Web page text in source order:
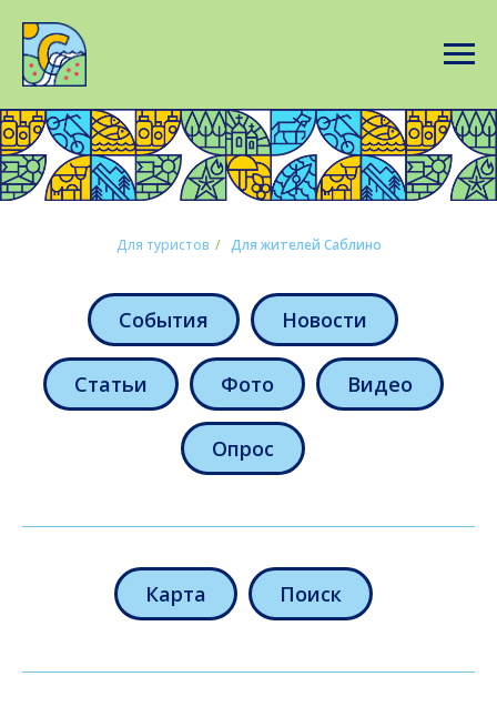
Для туристов / Для жителей Саблино
События Новости
Статьи Фото Видео
Опрос
Карта Поиск